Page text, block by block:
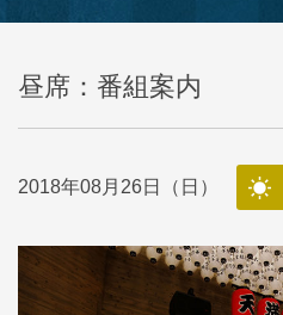
昼席：番組案内
2018年08月26日（日）